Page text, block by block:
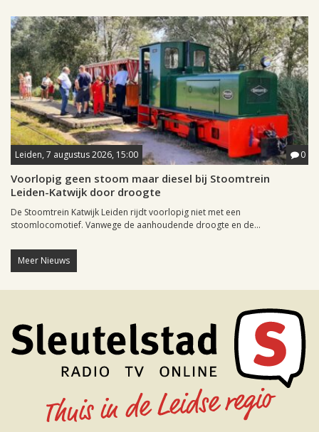
Leiden, 7 augustus 2026, 15:00 0
Voorlopig geen stoom maar diesel bij Stoomtrein
Leiden-Katwijk door droogte
De Stoomtrein Katwijk Leiden rijdt voorlopig niet met een
stoomlocomotief. Vanwege de aanhoudende droogte en de...
Meer Nieuws